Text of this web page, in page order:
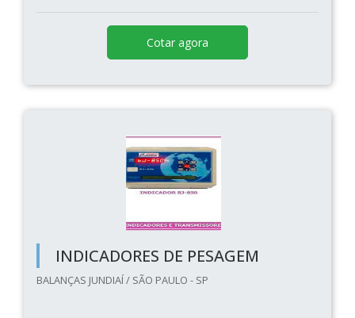
Cotar agora
INDICADORES DE PESAGEM
BALANÇAS JUNDIAÍ / SÃO PAULO - SP